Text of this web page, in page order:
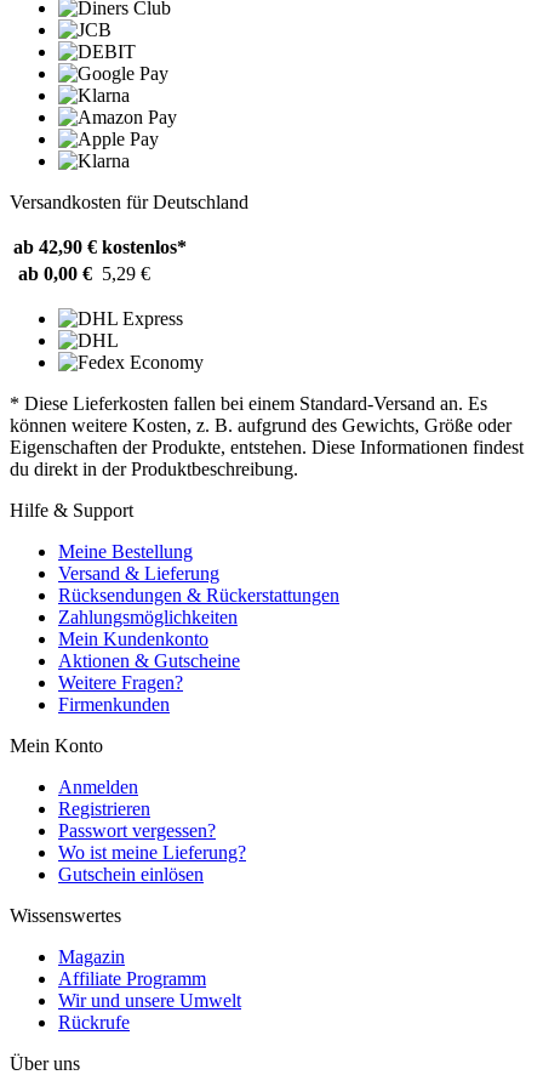
Versandkosten für Deutschland
ab 42,90 € kostenlos*
ab 0,00 € 5,29 €
* Diese Lieferkosten fallen bei einem Standard-Versand an. Es
können weitere Kosten, z. B. aufgrund des Gewichts, Größe oder
Eigenschaften der Produkte, entstehen. Diese Informationen findest
du direkt in der Produktbeschreibung.
Hilfe & Support
Meine Bestellung
Versand & Lieferung
Rücksendungen & Rückerstattungen
Zahlungsmöglichkeiten
Mein Kundenkonto
Aktionen & Gutscheine
Weitere Fragen?
Firmenkunden
Mein Konto
Anmelden
Registrieren
Passwort vergessen?
Wo ist meine Lieferung?
Gutschein einlösen
Wissenswertes
Magazin
Affiliate Programm
Wir und unsere Umwelt
Rückrufe
Über uns